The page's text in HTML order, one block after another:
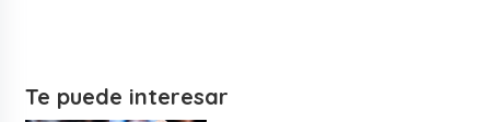
Te puede interesar